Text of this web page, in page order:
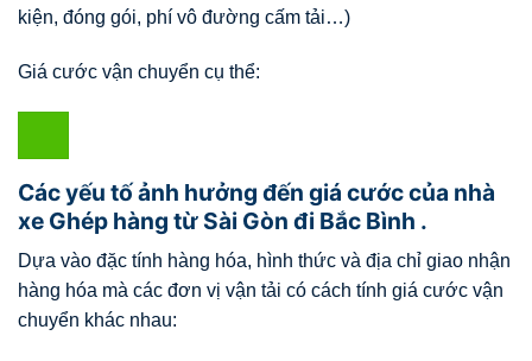
kiện, đóng gói, phí vô đường cấm tải…)
Giá cước vận chuyển cụ thể:
Các yếu tố ảnh hưởng đến giá cước của nhà
xe Ghép hàng từ Sài Gòn đi Bắc Bình .
Dựa vào đặc tính hàng hóa, hình thức và địa chỉ giao nhận
hàng hóa mà các đơn vị vận tải có cách tính giá cước vận
chuyển khác nhau: